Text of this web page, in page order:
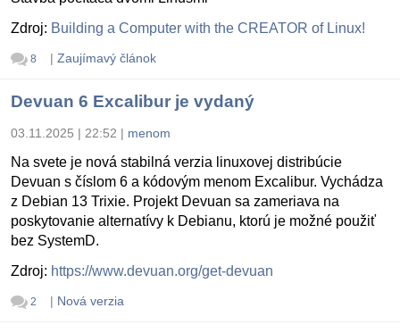
Zdroj: Building a Computer with the CREATOR of Linux!
8 | Zaujímavý článok
Devuan 6 Excalibur je vydaný
03.11.2025 | 22:52 | menom
Na svete je nová stabilná verzia linuxovej distribúcie
Devuan s číslom 6 a kódovým menom Excalibur. Vychádza
z Debian 13 Trixie. Projekt Devuan sa zameriava na
poskytovanie alternatívy k Debianu, ktorú je možné použiť
bez SystemD.
Zdroj: https://www.devuan.org/get-devuan
2 | Nová verzia